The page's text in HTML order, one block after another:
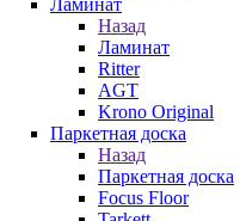
Ламинат
Назад
Ламинат
Ritter
AGT
Krono Original
Паркетная доска
Назад
Паркетная доска
Focus Floor